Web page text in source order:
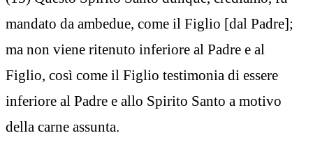
mandato da ambedue, come il Figlio [dal Padre];
ma non viene ritenuto inferiore al Padre e al
Figlio, così come il Figlio testimonia di essere
inferiore al Padre e allo Spirito Santo a motivo
della carne assunta.